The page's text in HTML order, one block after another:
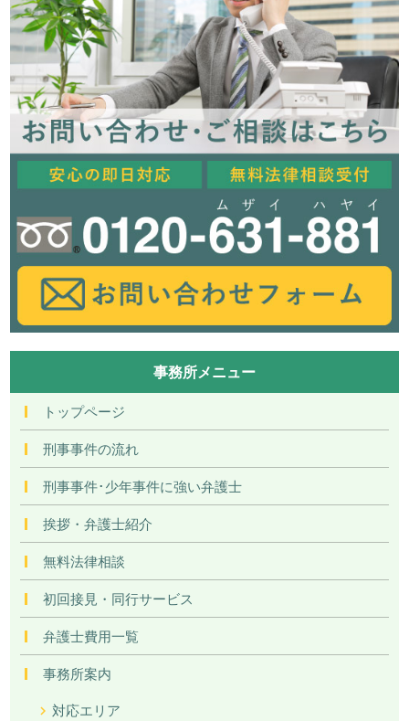
事務所メニュー
トップページ
刑事事件の流れ
刑事事件･少年事件に強い弁護士
挨拶・弁護士紹介
無料法律相談
初回接見・同行サービス
弁護士費用一覧
事務所案内
対応エリア